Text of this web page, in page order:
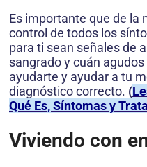
Es importante que de la
control de todos los
para ti sean señales de
sangrado y cuán
ayudarte y ayudar a tu
diagnóstico correcto. (
Qué Es, Síntomas y
Viviendo con